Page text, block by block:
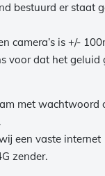
bestuurd er staat
camera’s is +/-
voor dat het geluid
met wachtwoord
een vaste internet
zender.